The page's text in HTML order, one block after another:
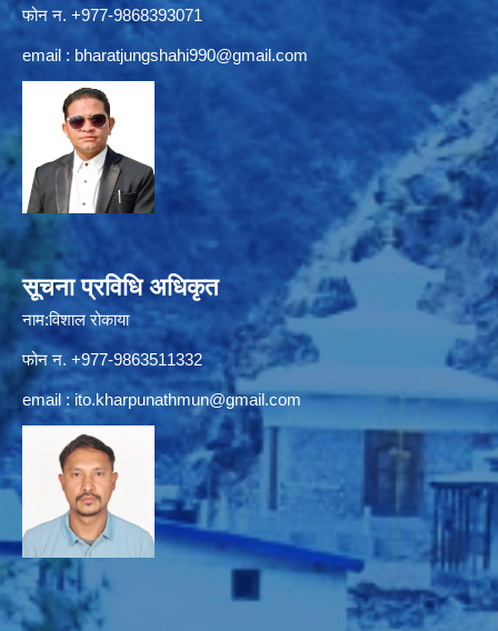
फोन न. +977-9868393071
email : bharatjungshahi990@gmail.com
सूचना प्रविधि अधिकृत
नाम:विशाल रोकाया
फोन न. +977-9863511332
email : ito.kharpunathmun@gmail.com